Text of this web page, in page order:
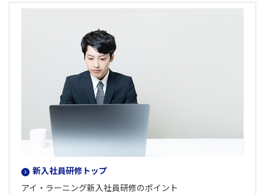
新入社員研修トップ
アイ・ラーニング新入社員研修のポイント